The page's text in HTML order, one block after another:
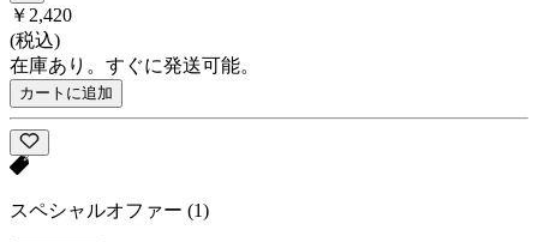
￥2,420
(税込)
在庫あり。すぐに発送可能。
カートに追加
スペシャルオファー (1)